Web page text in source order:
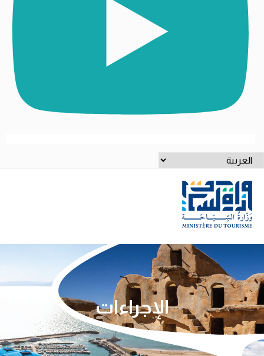
اختر
الإجراءات
الرئيسيةالإجراءات